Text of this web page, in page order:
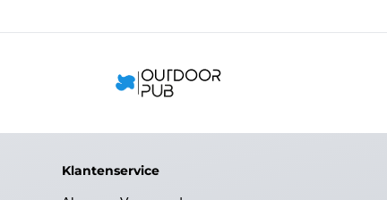
Klantenservice